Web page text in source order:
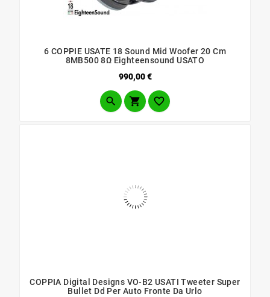
6 COPPIE USATE 18 Sound Mid Woofer 20 Cm
8MB500 8Ω Eighteensound USATO
990,00 €Prezzo
  
COPPIA Digital Designs VO-B2 USATI Tweeter Super
Bullet Dd Per Auto Fronte Da Urlo